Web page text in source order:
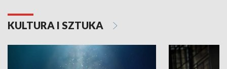
KULTURA I SZTUKA